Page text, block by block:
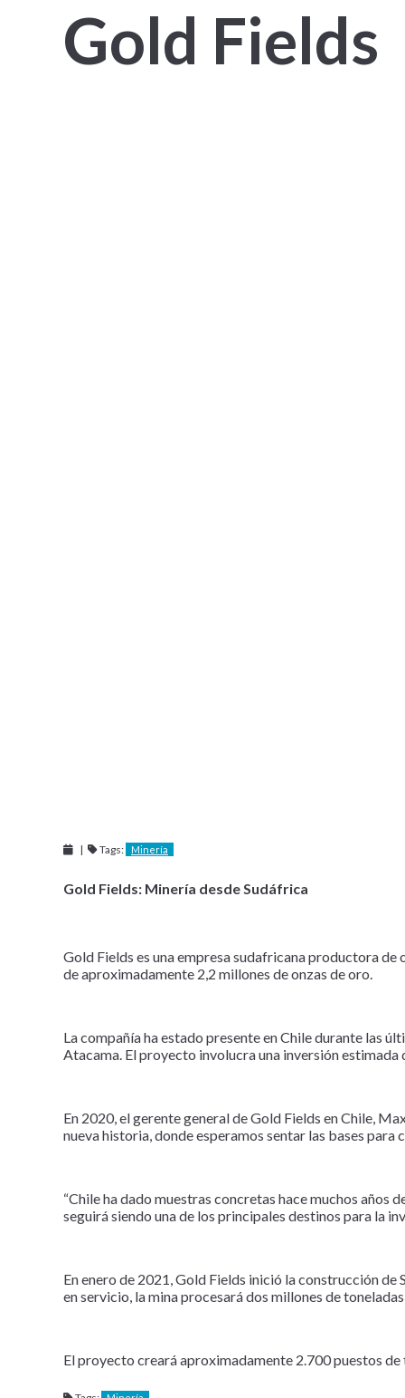
Gold Fields
Tags: Minería
Gold Fields: Minería desde Sudáfrica
Gold Fields es una empresa sudafricana productora
de aproximadamente 2,2 millones de onzas de oro.
La compañía ha estado presente en Chile durante las
Atacama. El proyecto involucra una inversión
En 2020, el gerente general de Gold Fields en Chile,
nueva historia, donde esperamos sentar las bases para
“Chile ha dado muestras concretas hace muchos años
seguirá siendo una de los principales destinos para la
En enero de 2021, Gold Fields inició la construcción
en servicio, la mina procesará dos millones de
El proyecto creará aproximadamente 2.700 puestos